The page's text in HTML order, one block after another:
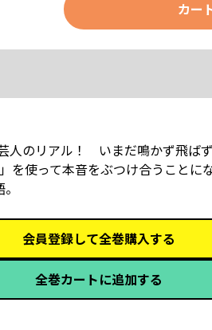
カー
のリアル！ ――いまだ鳴かず飛ば
を使って本音をぶつけ合うこと
会員登録して全巻購入する
全巻カートに追加する